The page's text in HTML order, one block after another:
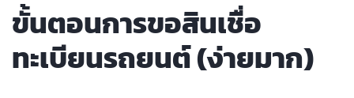
ขั้นตอนการขอสินเชื่อ
ทะเบียนรถยนต์ (ง่ายมาก)